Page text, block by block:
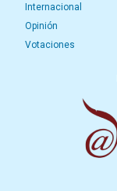
Internacional
Opinión
Votaciones